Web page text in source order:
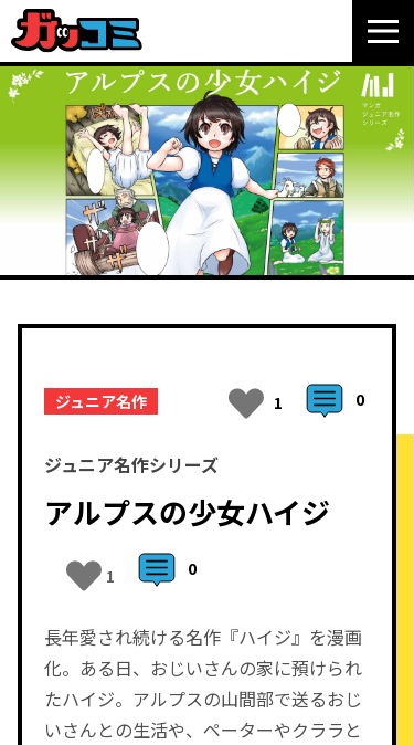
ジュニア名作 1 0
ジュニア名作シリーズ
アルプスの少女ハイジ
1 0
長年愛され続ける名作『ハイジ』を漫画
化。ある日、おじいさんの家に預けられ
たハイジ。アルプスの山間部で送るおじ
いさんとの生活や、ペーターやクララと